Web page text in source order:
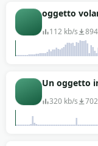
e pitch per creare
Materiale comodo
per transizioni
oggetto
112 kb/s 894
Un oggetto
320 kb/s 702